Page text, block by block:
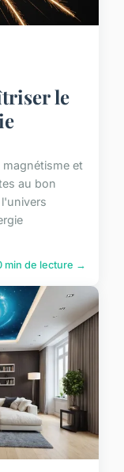
le
et
au bon
min de lecture →